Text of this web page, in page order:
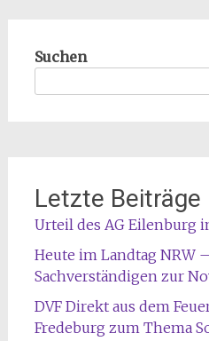
Suchen
Letzte Beiträge
Urteil des AG Eilenburg
Heute im Landtag NRW
Sachverständigen zur
DVF Direkt aus dem
Fredeburg zum Thema